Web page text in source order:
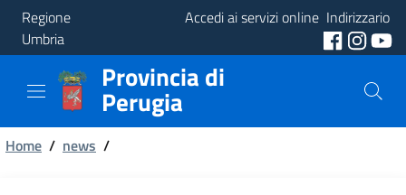
Regione
Umbria
Accedi ai servizi online Indirizzario
Provincia
Aree
Tematiche
Provincia di
Perugia
Briciole
Home / news /